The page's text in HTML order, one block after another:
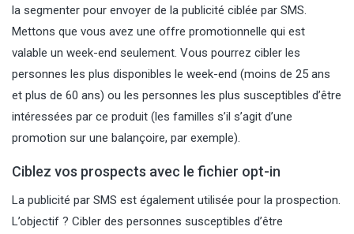
la segmenter pour envoyer de la publicité ciblée par SMS.
Mettons que vous avez une offre promotionnelle qui est
valable un week-end seulement. Vous pourrez cibler les
personnes les plus disponibles le week-end (moins de 25 ans
et plus de 60 ans) ou les personnes les plus susceptibles d’être
intéressées par ce produit (les familles s’il s’agit d’une
promotion sur une balançoire, par exemple).
Ciblez vos prospects avec le fichier opt-in
La publicité par SMS est également utilisée pour la prospection.
L’objectif ? Cibler des personnes susceptibles d’être